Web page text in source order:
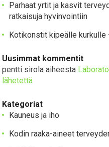
Parhaat yrtit ja kasvit
ratkaisuja hyvinvointiin
Kotikonstit kipeälle kurkulle
Uusimmat kommentit
pentti sirola aiheesta
lähetettä
Kategoriat
Kauneus ja iho
Kodin raaka-aineet